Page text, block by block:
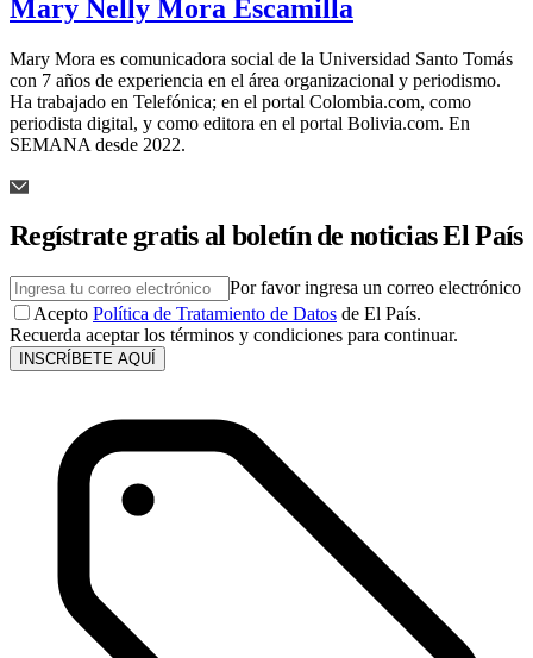
Mary Nelly Mora Escamilla
Mary Mora es comunicadora social de la Universidad Santo Tomás
con 7 años de experiencia en el área organizacional y periodismo.
Ha trabajado en Telefónica; en el portal Colombia.com, como
periodista digital, y como editora en el portal Bolivia.com. En
SEMANA desde 2022.
Regístrate gratis al boletín de noticias El País
Por favor ingresa un correo electrónico
Acepto Política de Tratamiento de Datos de El País.
Recuerda aceptar los términos y condiciones para continuar.
INSCRÍBETE AQUÍ